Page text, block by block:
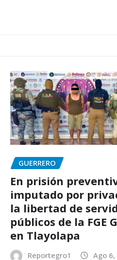
GUERRERO
En prisión
imputado por
la libertad de
públicos de la FGE
en Tlayolapa
Reportegro1 Ago